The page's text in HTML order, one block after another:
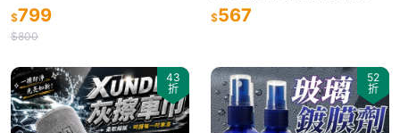
$799
$800
器.清潔好幫手
$567
43
折
52
折